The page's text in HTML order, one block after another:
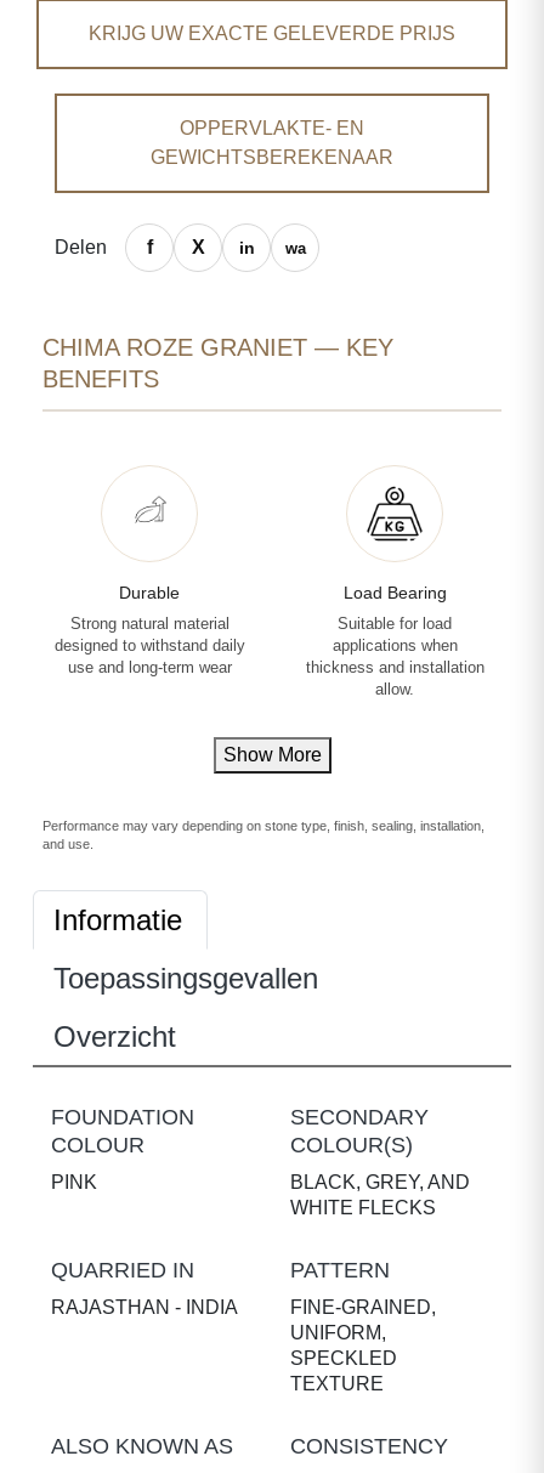
KRIJG UW EXACTE GELEVERDE PRIJS
OPPERVLAKTE- EN
GEWICHTSBEREKENAAR
Delen
CHIMA ROZE GRANIET — KEY
BENEFITS
Durable
Strong natural material
designed to withstand daily
use and long-term wear
Load Bearing
Suitable for load
applications when
thickness and installation
allow.
Show More
Performance may vary depending on stone type, finish, sealing, installation,
and use.
Informatie
Toepassingsgevallen
Overzicht
FOUNDATION
COLOUR
PINK
SECONDARY
COLOUR(S)
BLACK, GREY, AND
WHITE FLECKS
QUARRIED IN
RAJASTHAN - INDIA
PATTERN
FINE-GRAINED,
UNIFORM,
SPECKLED
TEXTURE
ALSO KNOWN AS CONSISTENCY